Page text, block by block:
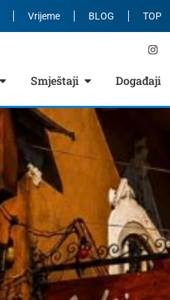
Vrijeme BLOG TOP
Smještaji Događaji